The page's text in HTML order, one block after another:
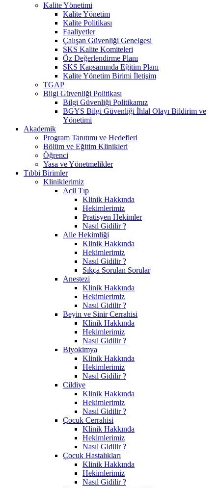
Kalite Yönetimi
Kalite Yönetim
Kalite Politikası
Faaliyetler
Çalışan Güvenliği Genelgesi
SKS Kalite Komiteleri
Öz Değerlendirme Planı
SKS Kapsamında Eğitim Planı
Kalite Yönetim Birimi İletişim
TGAP
Bilgi Güvenliği Politikası
Bilgi Güvenliği Politikamız
BGYS Bilgi Güvenliği İhlal Olayı Bildirim ve
Yönetimi
Akademik
Program Tanıtımı ve Hedefleri
Bölüm ve Eğitim Klinikleri
Öğrenci
Yasa ve Yönetmelikler
Tıbbi Birimler
Kliniklerimiz
Acil Tıp
Klinik Hakkında
Hekimlerimiz
Pratisyen Hekimler
Nasıl Gidilir ?
Aile Hekimliği
Klinik Hakkında
Hekimlerimiz
Nasıl Gidilir ?
Sıkça Sorulan Sorular
Anestezi
Klinik Hakkında
Hekimlerimiz
Nasıl Gidilir ?
Beyin ve Sinir Cerrahisi
Klinik Hakkında
Hekimlerimiz
Nasıl Gidilir ?
Biyokimya
Klinik Hakkında
Hekimlerimiz
Nasıl Gidilir ?
Cildiye
Klinik Hakkında
Hekimlerimiz
Nasıl Gidilir ?
Çocuk Cerrahisi
Klinik Hakkında
Hekimlerimiz
Nasıl Gidilir ?
Çocuk Hastalıkları
Klinik Hakkında
Hekimlerimiz
Nasıl Gidilir ?